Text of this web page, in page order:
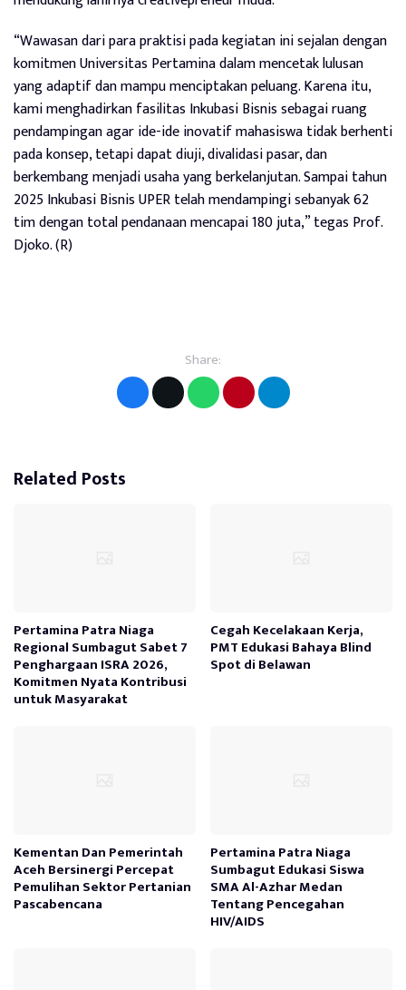
“Wawasan dari para praktisi pada kegiatan ini sejalan dengan
komitmen Universitas Pertamina dalam mencetak lulusan
yang adaptif dan mampu menciptakan peluang. Karena itu,
kami menghadirkan fasilitas Inkubasi Bisnis sebagai ruang
pendampingan agar ide-ide inovatif mahasiswa tidak berhenti
pada konsep, tetapi dapat diuji, divalidasi pasar, dan
berkembang menjadi usaha yang berkelanjutan. Sampai tahun
2025 Inkubasi Bisnis UPER telah mendampingi sebanyak 62
tim dengan total pendanaan mencapai 180 juta,” tegas Prof.
Djoko. (R)
Share:
Related Posts
Pertamina Patra Niaga
Regional Sumbagut Sabet 7
Penghargaan ISRA 2026,
Komitmen Nyata Kontribusi
untuk Masyarakat
Cegah Kecelakaan Kerja,
PMT Edukasi Bahaya Blind
Spot di Belawan
Kementan Dan Pemerintah
Aceh Bersinergi Percepat
Pemulihan Sektor Pertanian
Pascabencana
Pertamina Patra Niaga
Sumbagut Edukasi Siswa
SMA Al-Azhar Medan
Tentang Pencegahan
HIV/AIDS